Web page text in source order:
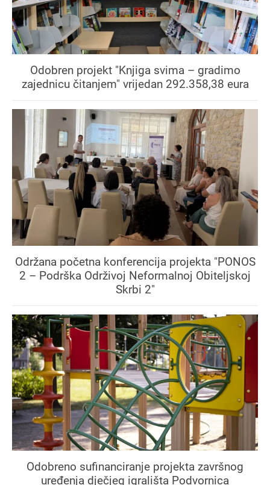
Odobren projekt "Knjiga svima – gradimo
zajednicu čitanjem" vrijedan 292.358,38 eura
Održana početna konferencija projekta "PONOS
2 – Podrška Održivoj Neformalnoj Obiteljskoj
Skrbi 2"
Odobreno sufinanciranje projekta završnog
uređenja dječjeg igrališta Podvornica